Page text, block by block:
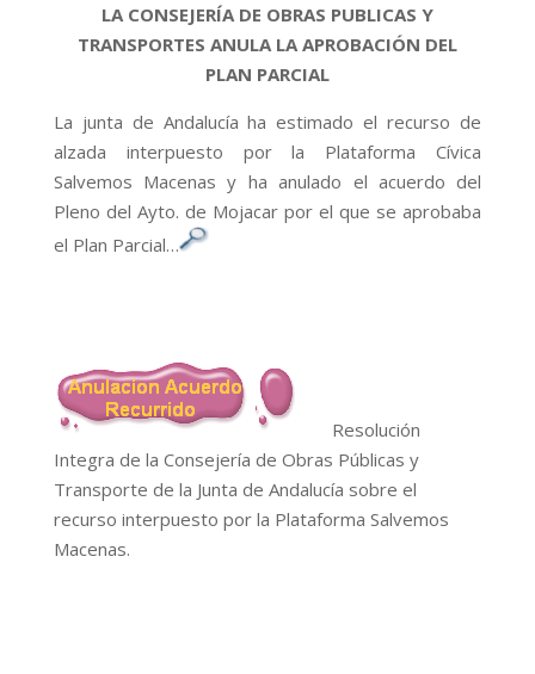
LA CONSEJERÍA DE OBRAS PUBLICAS Y
TRANSPORTES ANULA LA APROBACIÓN DEL
PLAN PARCIAL
La junta de Andalucía ha estimado el recurso de
alzada interpuesto por la Plataforma Cívica
Salvemos Macenas y ha anulado el acuerdo del
Pleno del Ayto. de Mojacar por el que se aprobaba
el Plan Parcial…
Resolución
Integra de la Consejería de Obras Públicas y
Transporte de la Junta de Andalucía sobre el
recurso interpuesto por la Plataforma Salvemos
Macenas.